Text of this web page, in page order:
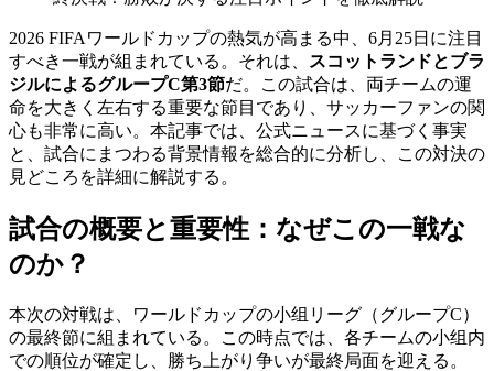
2026 FIFAワールドカップの熱気が高まる中、6月25日に注目
すべき一戦が組まれている。それは、
スコットランドとブラ
ジルによるグループC第3節だ。この試合は、両チームの運
命を大きく左右する重要な節目であり、サッカーファンの関
心も非常に高い。本記事では、公式ニュースに基づく事実
と、試合にまつわる背景情報を総合的に分析し、この対決の
見どころを詳細に解説する。
試合の概要と重要性：なぜこの一戦な
のか？
本次の対戦は、ワールドカップの小组リーグ（グループC）
の最終節に組まれている。この時点では、各チームの小组内
での順位が確定し、勝ち上がり争いが最終局面を迎える。